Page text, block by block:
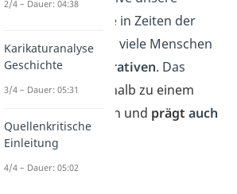
Gesellschaft. Gerade in Zeiten der
Unsicherheit suchen viele Menschen
nacheinfachen Narrativen. Das
Wort an sich ist deshalb zu einem
Modewort geworden und prägt auch
die aktuelle Politik
2/4 – Dauer: 04:38
Karikaturanalyse
Geschichte
3/4 – Dauer: 05:31
Quellenkritische
Einleitung
4/4 – Dauer: 05:02